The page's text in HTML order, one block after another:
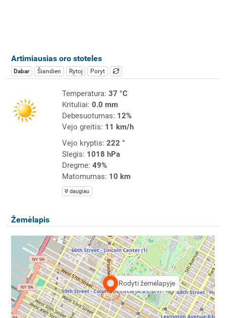
Artimiausias oro stoteles
Dabar Šiandien Rytoj Poryt
Temperatura: 37 °C
Krituliai: 0.0 mm
Debesuotumas: 12%
Vejo greitis: 11 km/h
Vejo kryptis: 222 °
Slegis: 1018 hPa
Dregme: 49%
Matomumas: 10 km
daugiau
Žemėlapis
Rodyti žemėlapyje